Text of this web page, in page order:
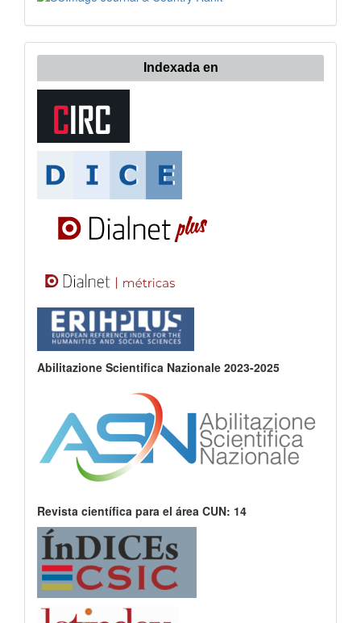
Indexada en
Abilitazione Scientifica Nazionale 2023-2025
Revista científica para el área CUN: 14